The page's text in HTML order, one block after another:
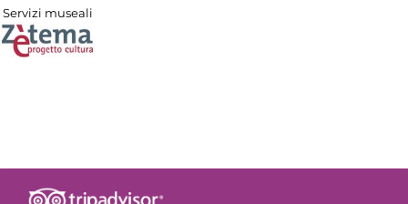
Servizi museali